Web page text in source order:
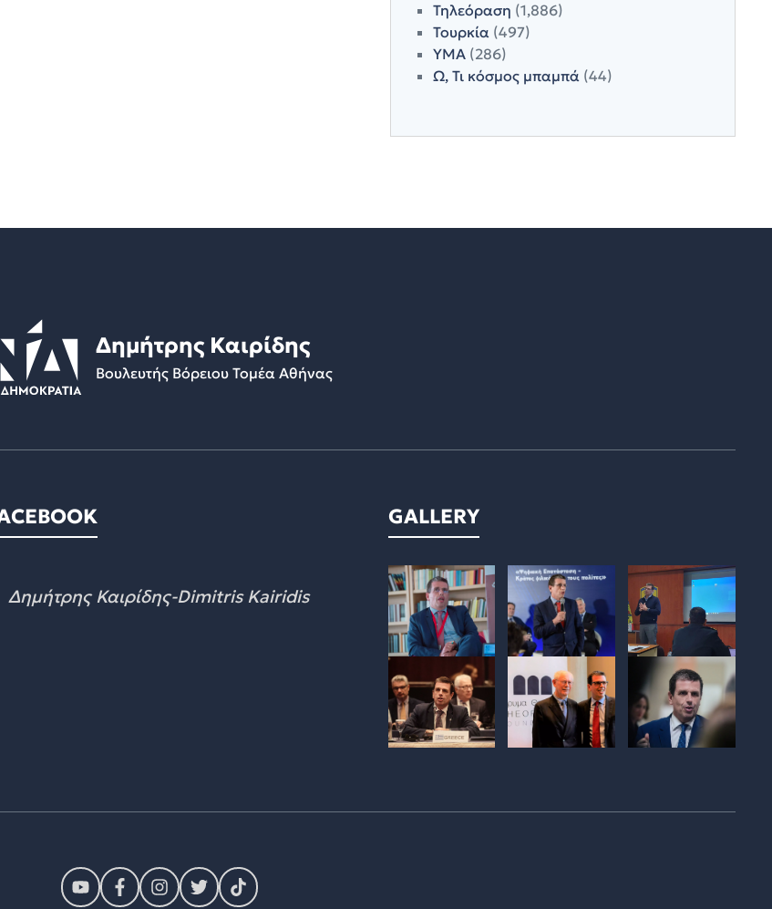
Τηλεόραση (1,886)
Τουρκία(497)
ΥΜΑ(286)
Ω, Τι κόσμος μπαμπά(44)
Δημήτρης Καιρίδης
Βουλευτής Βόρειου Τομέα Αθήνας
Δημήτρης Καιρίδης-Dimitris Kairidis
GALLERY